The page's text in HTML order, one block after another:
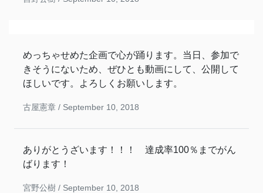
めっちゃせめた企画で心が踊ります。当日、参加で
きそうにないため、ぜひとも動画にして、公開して
ほしいです。よろしくお願いします。
古屋憲章 / September 10, 2018
ありがとうざいます！！！ 達成率100％までがん
ばります！
宮野公樹 / September 10, 2018